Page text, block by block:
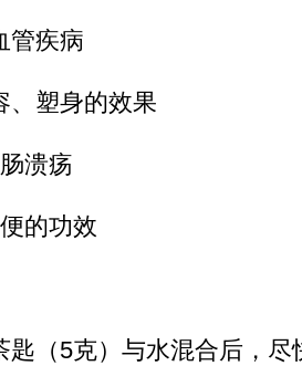
疾病
塑身的效果
溃疡
的功效
（5克）与水混合后，尽